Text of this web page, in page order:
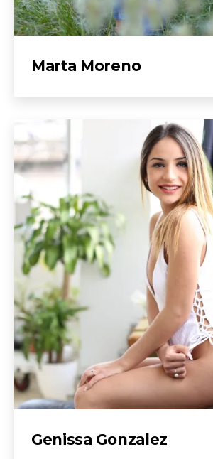
Marta Moreno
Genissa Gonzalez